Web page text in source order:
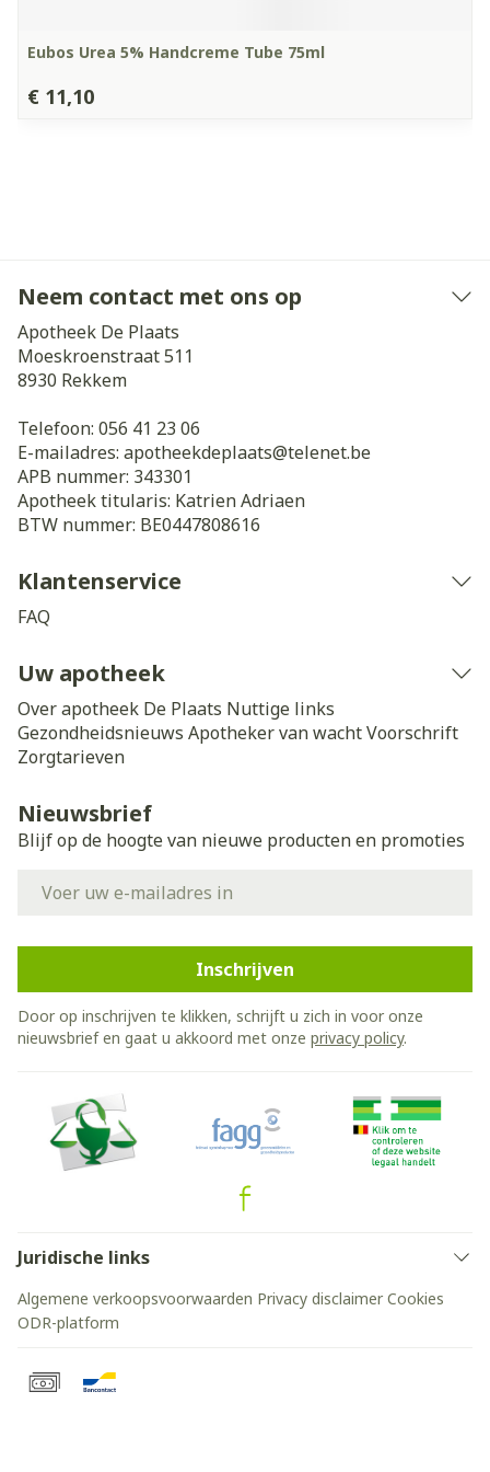
Eubos Urea 5% Handcreme Tube 75ml
€ 11,10
Neem contact met ons op
Apotheek De Plaats
Moeskroenstraat 511
8930 Rekkem
Telefoon: 056 41 23 06
E-mailadres: apotheekdeplaats@telenet.be
APB nummer: 343301
Apotheek titularis: Katrien Adriaen
BTW nummer: BE0447808616
Klantenservice
FAQ
Uw apotheek
Over apotheek De Plaats Nuttige links
Gezondheidsnieuws Apotheker van wachtVoorschrift
Zorgtarieven
Nieuwsbrief
Blijf op de hoogte van nieuwe producten en promoties
Inschrijven
Door op inschrijven te klikken, schrijft u zich in voor onze
nieuwsbrief en gaat u akkoord met onze privacy policy.
Juridische links
Algemene verkoopsvoorwaarden Privacy disclaimer Cookies
ODR-platform